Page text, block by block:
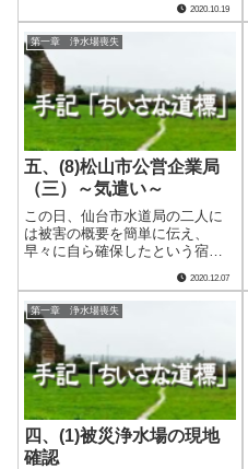
機材が全く不足しているため無
人化ができません。そのため、
１㌧タンクのコックを直接ひね
って給水袋や持参の容器に水を
入れてあげる必要.....
2020.10.19
第一章 浄水場喪失
五、(8)松山市公営企業局
（三）～気遣い～
この日、仙台市水道局の二人に
は被害の概要を簡単に伝え、
早々に自ら確保したという宿で
たが、この夜もうひとつ驚かさ
れる来訪がありました。 20
時、松山市公営企業局の管理
部、真中副部長が突然来局した
のです。 昼過ぎの電.....
2020.12.07
第一章 浄水場喪失
四、(1)被災浄水場の現地
確認